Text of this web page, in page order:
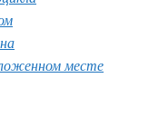
месте